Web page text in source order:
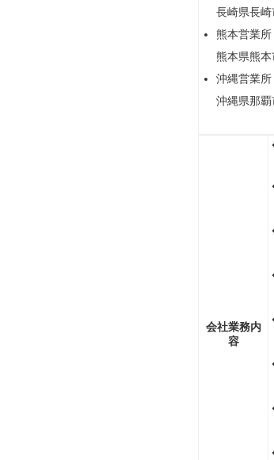
長崎県長
熊本営業所
熊本県熊
沖縄営業所
沖縄県那
会社業務内
容